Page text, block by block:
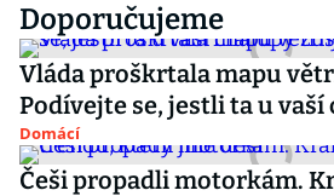
Doporučujeme
Vláda proškrtala mapu
Podívejte se, jestli ta u
Domácí
Češi propadli motorkám.